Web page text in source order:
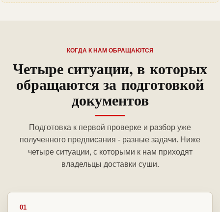
КОГДА К НАМ ОБРАЩАЮТСЯ
Четыре ситуации, в которых
обращаются за подготовкой
документов
Подготовка к первой проверке и разбор уже
полученного предписания - разные задачи. Ниже
четыре ситуации, с которыми к нам приходят
владельцы доставки суши.
01